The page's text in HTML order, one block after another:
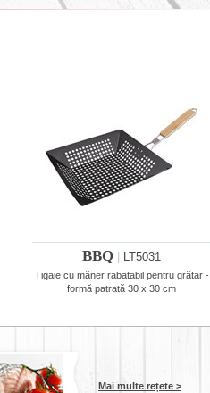
BBQ LT5031
Tigaie cu măner rabatabil pentru grătar -
formă patrată 30 x 30 cm
Mai multe rețete >